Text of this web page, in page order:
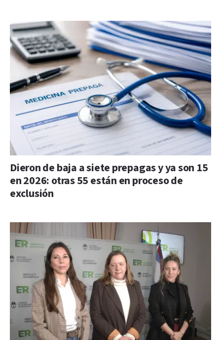
Dieron de baja a siete prepagas y ya son 15
en 2026: otras 55 están en proceso de
exclusión